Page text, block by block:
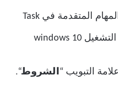
التبويب “الشروط“.